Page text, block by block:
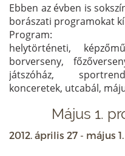
Ebben az évben is
borászati programokat
Program:
helytörténeti,
borverseny,
játszóház,
konceretek, utcabál,
Május 1.
2012. április 27 - május 1.